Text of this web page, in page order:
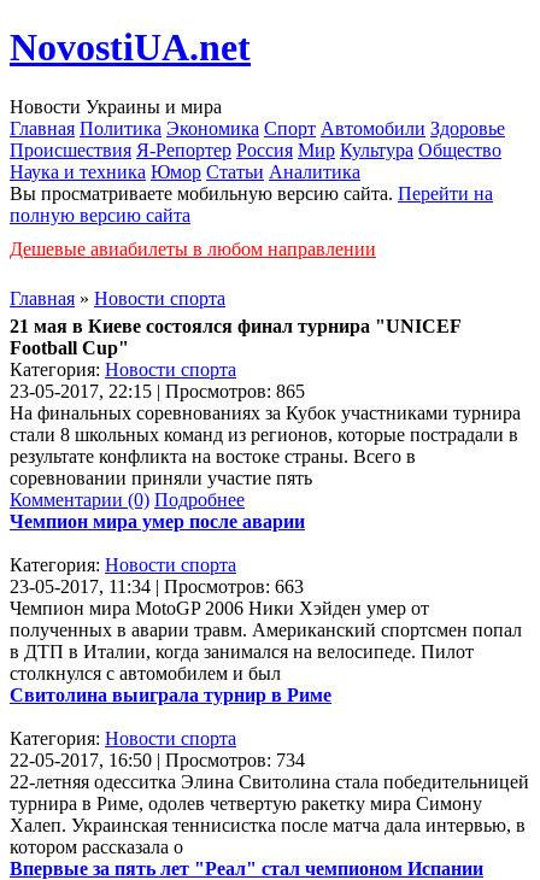
NovostiUA.net
Новости Украины и мира
Главная Политика Экономика Спорт Автомобили Здоровье
Происшествия Я-Репортер Россия Мир Культура Общество
Наука и техника Юмор Статьи Аналитика
Вы просматриваете мобильную версию сайта. Перейти на
полную версию сайта
Дешевые авиабилеты в любом направлении
Главная » Новости спорта
21 мая в Киеве состоялся финал турнира "UNICEF
Football Cup"
Категория: Новости спорта
23-05-2017, 22:15 | Просмотров: 865
На финальных соревнованиях за Кубок участниками турнира
стали 8 школьных команд из регионов, которые пострадали в
результате конфликта на востоке страны. Всего в
соревновании приняли участие пять
Комментарии (0) Подробнее
Чемпион мира умер после аварии
Категория: Новости спорта
23-05-2017, 11:34 | Просмотров: 663
Чемпион мира MotoGP 2006 Ники Хэйден умер от
полученных в аварии травм. Американский спортсмен попал
в ДТП в Италии, когда занимался на велосипеде. Пилот
столкнулся с автомобилем и был
Свитолина выиграла турнир в Риме
Категория: Новости спорта
22-05-2017, 16:50 | Просмотров: 734
22-летняя одесситка Элина Свитолина стала победительницей
турнира в Риме, одолев четвертую ракетку мира Симону
Халеп. Украинская теннисистка после матча дала интервью, в
котором рассказала о
Впервые за пять лет "Реал" стал чемпионом Испании